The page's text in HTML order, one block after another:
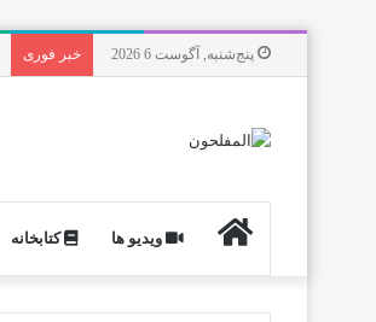
پنج‌شنبه, آگوست 6 2026 خبر فوری
ویدیو ها کتابخانه